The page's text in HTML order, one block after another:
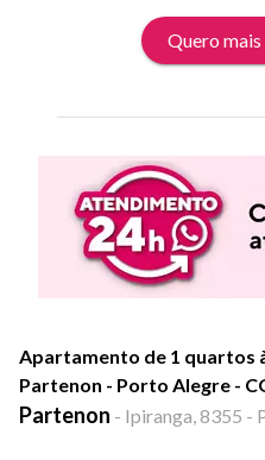
Quero
Apartamento de 1 quartos
Partenon - Porto Alegre -
Partenon - Ipiranga, 8355 -